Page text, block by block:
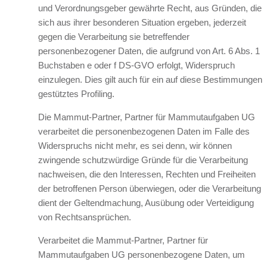
und Verordnungsgeber gewährte Recht, aus Gründen, die
sich aus ihrer besonderen Situation ergeben, jederzeit
gegen die Verarbeitung sie betreffender
personenbezogener Daten, die aufgrund von Art. 6 Abs. 1
Buchstaben e oder f DS-GVO erfolgt, Widerspruch
einzulegen. Dies gilt auch für ein auf diese Bestimmungen
gestütztes Profiling.
Die Mammut-Partner, Partner für Mammutaufgaben UG
verarbeitet die personenbezogenen Daten im Falle des
Widerspruchs nicht mehr, es sei denn, wir können
zwingende schutzwürdige Gründe für die Verarbeitung
nachweisen, die den Interessen, Rechten und Freiheiten
der betroffenen Person überwiegen, oder die Verarbeitung
dient der Geltendmachung, Ausübung oder Verteidigung
von Rechtsansprüchen.
Verarbeitet die Mammut-Partner, Partner für
Mammutaufgaben UG personenbezogene Daten, um